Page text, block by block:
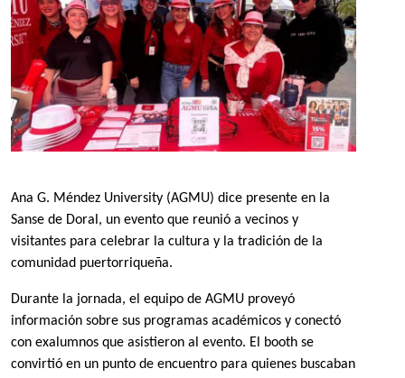
Ana G. Méndez University (AGMU) dice presente en la
Sanse de Doral, un evento que reunió a vecinos y
visitantes para celebrar la cultura y la tradición de la
comunidad puertorriqueña.
Durante la jornada, el equipo de AGMU proveyó
información sobre sus programas académicos y conectó
con exalumnos que asistieron al evento. El booth se
convirtió en un punto de encuentro para quienes buscaban